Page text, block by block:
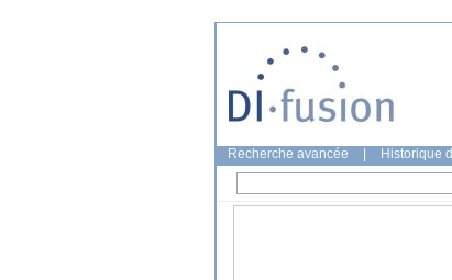
Recherche avancée Historique